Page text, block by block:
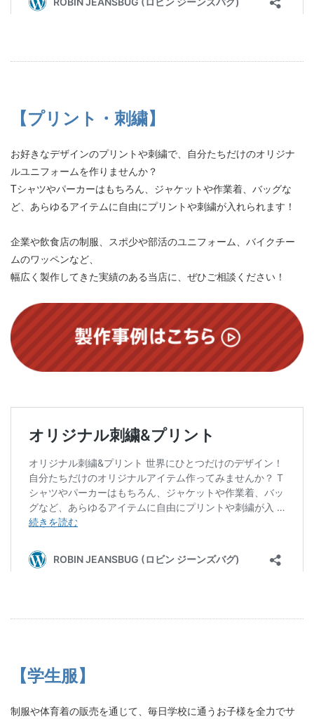
【プリント・刺繍】
お好きなデザインのプリントや刺繍で、自分たちだけのオリジナ
ルユニフォームを作りませんか？
Tシャツやパーカーはもちろん、ジャケットや作業着、バッグな
ど、あらゆるアイテムに自由にプリントや刺繍が入れられます！
企業や飲食店の制服、スポ少や部活のユニフォーム、バイクチー
ムのワッペンなど、
幅広く製作してきた実績のある当店に、ぜひご相談ください！
【学生服】
制服や体育着の販売を通じて、毎日学校に通うお子様を全力でサ